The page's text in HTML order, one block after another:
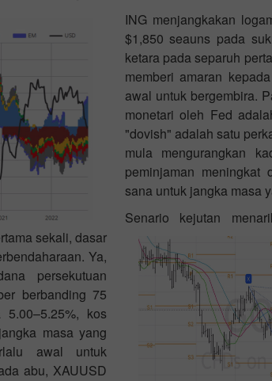
ING menjangkakan
$1,850 seauns pada
ketara pada separuh
memberi amaran
awal untuk bergembira.
monetari oleh Fed
"dovish" adalah satu
mula mengurangkan
peminjaman
sana untuk jangka masa
Senario kejutan
sekali, dasar
Ya,
persekutuan
berbanding 75
kos
masa yang
awal untuk
abu, XAUUSD